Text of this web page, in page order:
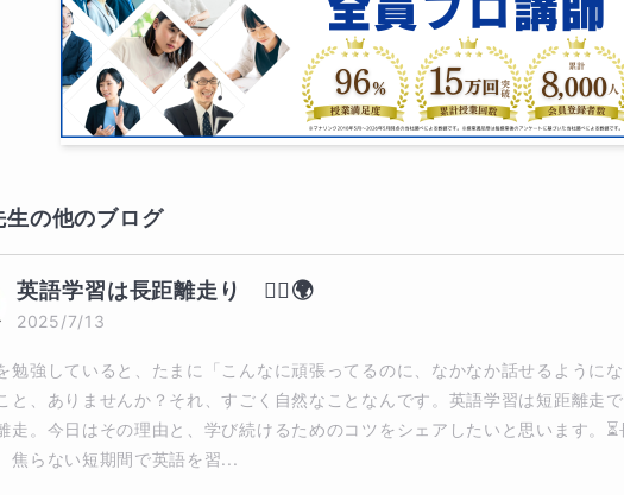
生の他のブログ
英語学習は長距離走り　🏃‍♀️🌍
2025/7/13
勉強していると、たまに「こんなに頑張ってるのに、なかなか話せるように
と、ありませんか？それ、すごく自然なことなんです。英語学習は短距離走
走。今日はその理由と、学び続けるためのコツをシェアしたいと思います。⏳
焦らない短期間で英語を習...